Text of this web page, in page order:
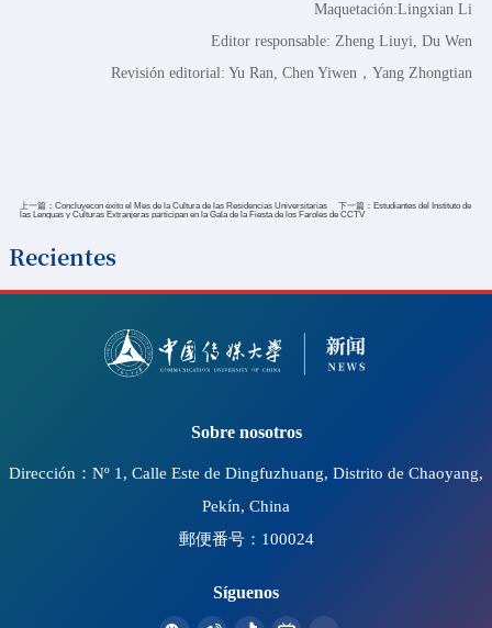
Maquetación:Lingxian Li
Editor responsable: Zheng Liuyi, Du Wen
Revisión editorial: Yu Ran, Chen Yiwen，Yang Zhongtian
上一篇： ​Concluyecon éxito el Mes de la Cultura de las Residencias Universitarias 下一篇： ​Estudiantes del Instituto de
las Lenguas y Culturas Extranjeras participan en la Gala de la Fiesta de los Faroles de CCTV
Recientes
2023-10-11
A statement on the statement of the 2020 China
Enterprise Plus Management Forum
Sobre nosotros
Dirección：Nº 1, Calle Este de Dingfuzhuang, Distrito de Chaoyang,
Pekín, China
郵便番号：100024
Síguenos